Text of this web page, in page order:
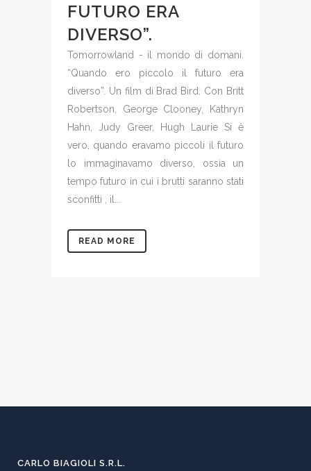
FUTURO ERA
DIVERSO”.
Tomorrowland - il mondo di domani.
“Quando ero piccolo il futuro era
diverso”. Un film di Brad Bird. Con Britt
Robertson, George Clooney, Kathryn
Hahn, Judy Greer, Hugh Laurie Si è
vero, quando eravamo piccoli il futuro
lo immaginavamo diverso, ossia un
tempo futuro in cui i brutti saranno stati
sconfitti , il...
READ MORE
CARLO BIAGIOLI S.R.L.